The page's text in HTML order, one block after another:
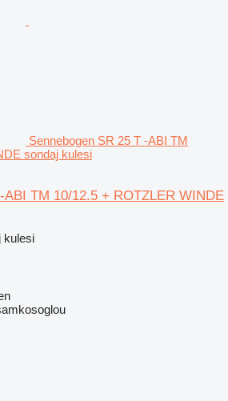
Sennebogen SR 25 T -ABI TM
sondaj kulesi
ABI TM 10/12.5 + ROTZLER WINDE
kulesi